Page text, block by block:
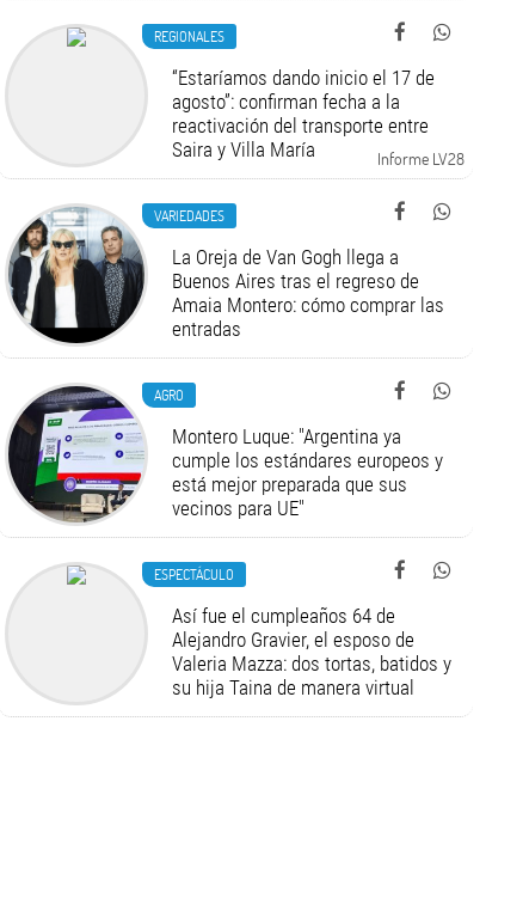
REGIONALES
“Estaríamos dando inicio el 17 de
agosto”: confirman fecha a la
reactivación del transporte entre
Saira y Villa María
Informe LV28
VARIEDADES
La Oreja de Van Gogh llega a
Buenos Aires tras el regreso de
Amaia Montero: cómo comprar las
entradas
AGRO
Montero Luque: "Argentina ya
cumple los estándares europeos y
está mejor preparada que sus
vecinos para UE"
ESPECTÁCULO
Así fue el cumpleaños 64 de
Alejandro Gravier, el esposo de
Valeria Mazza: dos tortas, batidos y
su hija Taina de manera virtual